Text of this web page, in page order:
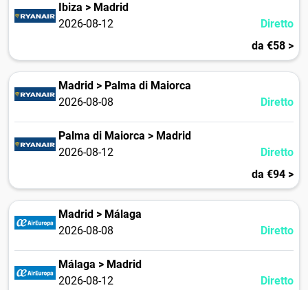
Ibiza > Madrid
2026-08-12
Diretto
da €58 >
Madrid > Palma di Maiorca
2026-08-08
Diretto
Palma di Maiorca > Madrid
2026-08-12
Diretto
da €94 >
Madrid > Málaga
2026-08-08
Diretto
Málaga > Madrid
2026-08-12
Diretto